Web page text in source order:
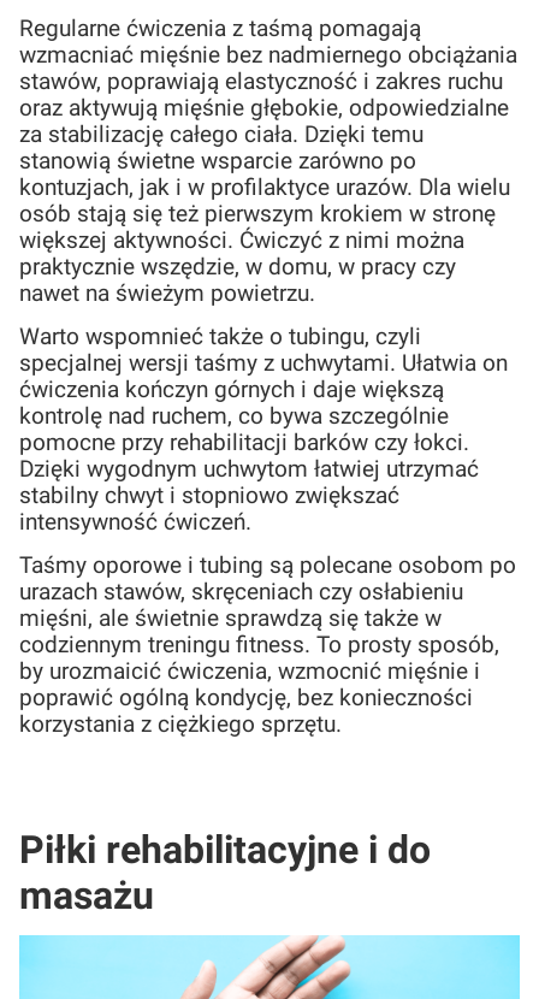
Regularne ćwiczenia z taśmą pomagają
wzmacniać mięśnie bez nadmiernego obciążania
stawów, poprawiają elastyczność i zakres ruchu
oraz aktywują mięśnie głębokie, odpowiedzialne
za stabilizację całego ciała. Dzięki temu
stanowią świetne wsparcie zarówno po
kontuzjach, jak i w profilaktyce urazów. Dla wielu
osób stają się też pierwszym krokiem w stronę
większej aktywności. Ćwiczyć z nimi można
praktycznie wszędzie, w domu, w pracy czy
nawet na świeżym powietrzu.
Warto wspomnieć także o tubingu, czyli
specjalnej wersji taśmy z uchwytami. Ułatwia on
ćwiczenia kończyn górnych i daje większą
kontrolę nad ruchem, co bywa szczególnie
pomocne przy rehabilitacji barków czy łokci.
Dzięki wygodnym uchwytom łatwiej utrzymać
stabilny chwyt i stopniowo zwiększać
intensywność ćwiczeń.
Taśmy oporowe i tubing są polecane osobom po
urazach stawów, skręceniach czy osłabieniu
mięśni, ale świetnie sprawdzą się także w
codziennym treningu fitness. To prosty sposób,
by urozmaicić ćwiczenia, wzmocnić mięśnie i
poprawić ogólną kondycję, bez konieczności
korzystania z ciężkiego sprzętu.
Piłki rehabilitacyjne i do
masażu